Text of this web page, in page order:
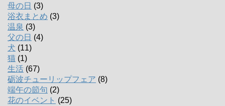
母の日 (3)
浴衣まとめ (3)
温泉 (3)
父の日 (4)
犬 (11)
猫 (1)
生活 (67)
砺波チューリップフェア (8)
端午の節句 (2)
花のイベント (25)